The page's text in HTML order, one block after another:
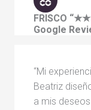
FRISCO
Google
“Mi
Beatriz
a mis